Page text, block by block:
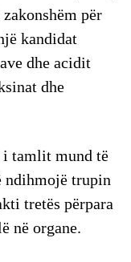
për
kandidat
dhe acidit
dhe
i tamlit mund të
ndihmojë trupin
tretës përpara
në organe.